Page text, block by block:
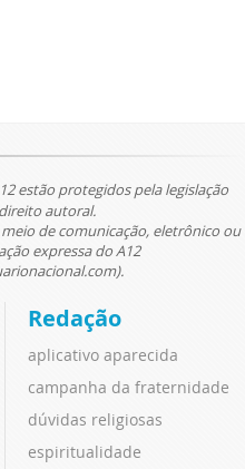
estão protegidos pela legislação
autoral.
de comunicação, eletrônico ou
expressa do A12
Redação
aplicativo aparecida
campanha da fraternidade
dúvidas religiosas
espiritualidade